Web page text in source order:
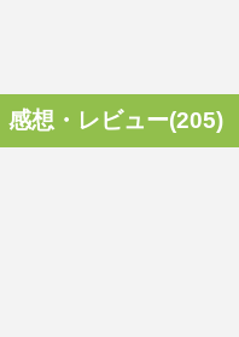
感想・レビュー(205)